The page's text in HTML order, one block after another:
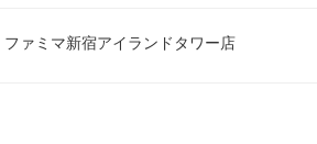
ファミマ新宿アイランドタワー店